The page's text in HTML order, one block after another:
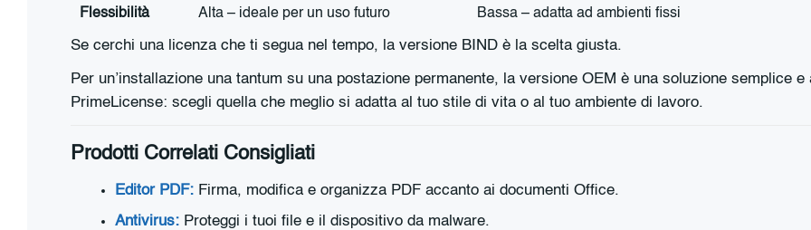
Flessibilità Alta – ideale per un uso futuro Bassa – adatta ad ambienti fissi
Se cerchi una licenza che ti segua nel tempo, la versione BIND è la scelta giusta.
Per un’installazione una tantum su una postazione permanente, la versione OEM è una soluzione semplice
PrimeLicense: scegli quella che meglio si adatta al tuo stile di vita o al tuo ambiente di lavoro.
Prodotti Correlati Consigliati
Editor PDF: Firma, modifica e organizza PDF accanto ai documenti Office.
Antivirus: Proteggi i tuoi file e il dispositivo da malware.